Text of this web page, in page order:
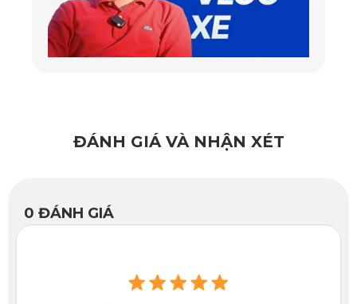
Nếu bạn dùng SUV Mazda, có thể tham khảo thêm
thảm lót sàn Mazda CX5
Bộ thảm lót sàn Mazda 2 KATA được thiết kế theo kích
thước sàn xe và cắt CNC để tăng độ vừa vặn khi lắp đặt.
Sản phẩm có 2 phiên bản: Basic và Full Option. Bản Basic
phù hợp với nhu cầu bảo vệ phần sàn chính, dễ tháo lắp và
bao gồm khu vực vách sàn, mép sàn và quanh chân ghế,
phù hợp với người dùng muốn khoang nội thất đồng bộ và
ĐÁNH GIÁ VÀ NHẬN XÉT
0 ĐÁNH GIÁ